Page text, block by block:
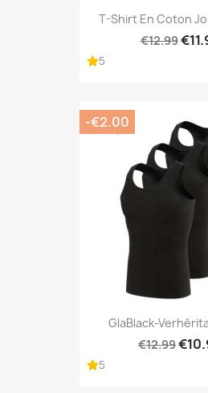
T-Shirt En Coton
€12.99
5
GlaBlack-
€12.99
5
-€2.00